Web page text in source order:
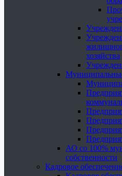
хозяйства
АО со 100%
собственности
Кадровое